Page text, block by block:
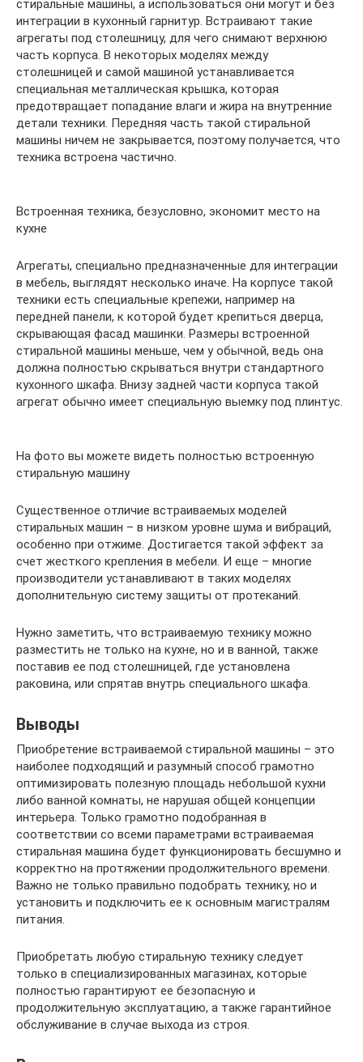
стиральные машины, а использоваться они могут и без
интеграции в кухонный гарнитур. Встраивают такие
агрегаты под столешницу, для чего снимают верхнюю
часть корпуса. В некоторых моделях между
столешницей и самой машиной устанавливается
специальная металлическая крышка, которая
предотвращает попадание влаги и жира на внутренние
детали техники. Передняя часть такой стиральной
машины ничем не закрывается, поэтому получается, что
техника встроена частично.
Встроенная техника, безусловно, экономит место на
кухне
Агрегаты, специально предназначенные для интеграции
в мебель, выглядят несколько иначе. На корпусе такой
техники есть специальные крепежи, например на
передней панели, к которой будет крепиться дверца,
скрывающая фасад машинки. Размеры встроенной
стиральной машины меньше, чем у обычной, ведь она
должна полностью скрываться внутри стандартного
кухонного шкафа. Внизу задней части корпуса такой
агрегат обычно имеет специальную выемку под плинтус.
На фото вы можете видеть полностью встроенную
стиральную машину
Существенное отличие встраиваемых моделей
стиральных машин – в низком уровне шума и вибраций,
особенно при отжиме. Достигается такой эффект за
счет жесткого крепления в мебели. И еще – многие
производители устанавливают в таких моделях
дополнительную систему защиты от протеканий.
Нужно заметить, что встраиваемую технику можно
разместить не только на кухне, но и в ванной, также
поставив ее под столешницей, где установлена
раковина, или спрятав внутрь специального шкафа.
Выводы
Приобретение встраиваемой стиральной машины – это
наиболее подходящий и разумный способ грамотно
оптимизировать полезную площадь небольшой кухни
либо ванной комнаты, не нарушая общей концепции
интерьера. Только грамотно подобранная в
соответствии со всеми параметрами встраиваемая
стиральная машина будет функционировать бесшумно и
корректно на протяжении продолжительного времени.
Важно не только правильно подобрать технику, но и
установить и подключить ее к основным магистралям
питания.
Приобретать любую стиральную технику следует
только в специализированных магазинах, которые
полностью гарантируют ее безопасную и
продолжительную эксплуатацию, а также гарантийное
обслуживание в случае выхода из строя.